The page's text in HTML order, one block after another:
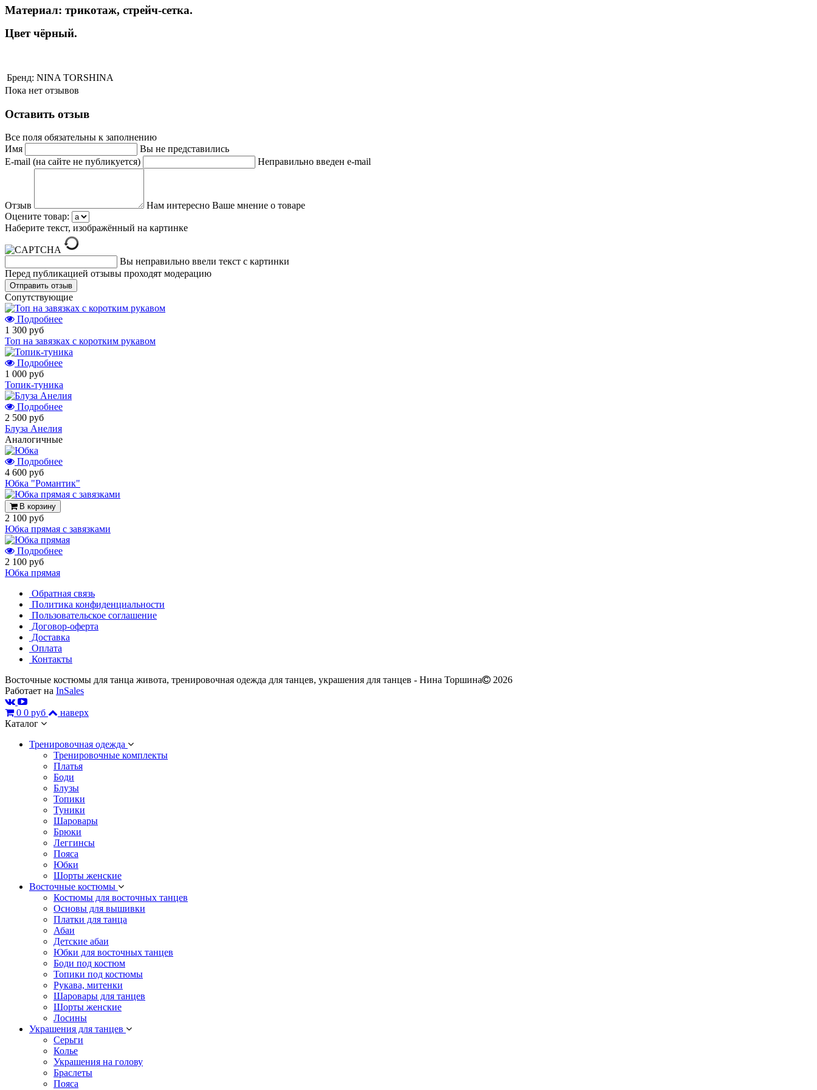
Материал: трикотаж, стрейч-сетка.
Цвет чёрный.
Бренд: NINA TORSHINA
Пока нет отзывов
Оставить отзыв
Все поля обязательны к заполнению
Имя
Вы не представились
E-mail (на сайте не публикуется)
Неправильно введен e-mail
Отзыв
Нам интересно Ваше мнение о товаре
Оцените товар:
Наберите текст, изображённый на картинке
Вы неправильно ввели текст с картинки
Перед публикацией отзывы проходят модерацию
Cопутствующие
Подробнее
1 300 руб
Топ на завязках с коротким рукавом
Подробнее
1 000 руб
Топик-туника
Подробнее
2 500 руб
Блуза Анелия
Аналогичные
Подробнее
4 600 руб
Юбка "Романтик"
В корзину
2 100 руб
Юбка прямая с завязками
Подробнее
2 100 руб
Юбка прямая
Обратная связь
Политика конфиденциальности
Пользовательское соглашение
Договор-оферта
Доставка
Оплата
Контакты
Восточные костюмы для танца живота, тренировочная одежда для танцев, украшения для танцев - Нина Торшина
2026
Работает на InSales
0 0 руб
наверх
Каталог
Тренировочная одежда
Тренировочные комплекты
Платья
Боди
Блузы
Топики
Туники
Шаровары
Брюки
Леггинсы
Пояса
Юбки
Шорты женские
Восточные костюмы
Костюмы для восточных танцев
Основы для вышивки
Платки для танца
Абаи
Детские абаи
Юбки для восточных танцев
Боди под костюм
Топики под костюмы
Рукава, митенки
Шаровары для танцев
Шорты женские
Лосины
Украшения для танцев
Серьги
Колье
Украшения на голову
Браслеты
Пояса